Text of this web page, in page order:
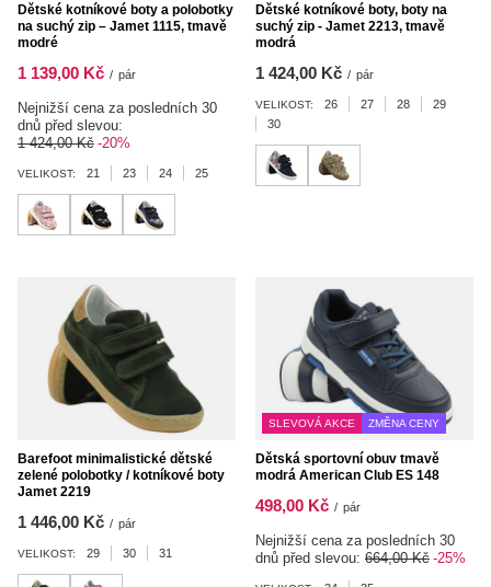
Dětské kotníkové boty a polobotky
na suchý zip – Jamet 1115, tmavě
modré
1 139,00 Kč / pár
Nejnižší cena za posledních 30
dnů před slevou:
1 424,00 Kč -20%
VELIKOST: 21 23 24 25
Dětské kotníkové boty, boty na
suchý zip - Jamet 2213, tmavě
modrá
1 424,00 Kč / pár
VELIKOST: 26 27 28
29
30
Barefoot minimalistické dětské
zelené polobotky / kotníkové boty
Jamet 2219
1 446,00 Kč / pár
VELIKOST: 29 30 31
SLEVOVÁ AKCE ZMĚNA CENY
Dětská sportovní obuv tmavě
modrá American Club ES 148
498,00 Kč / pár
Nejnižší cena za posledních 30
dnů před slevou: 664,00 Kč -25%